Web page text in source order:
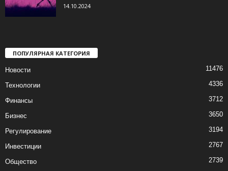
14.10.2024
ПОПУЛЯРНАЯ КАТЕГОРИЯ
Новости 11476
Технологии 4336
Финансы 3712
Бизнес 3650
Регулирование 3194
Инвестиции 2767
Общество 2739